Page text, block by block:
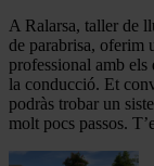
A Ralarsa, taller de
de parabrisa, oferim
professional amb els
la conducció. Et
podràs trobar un
molt pocs passos.